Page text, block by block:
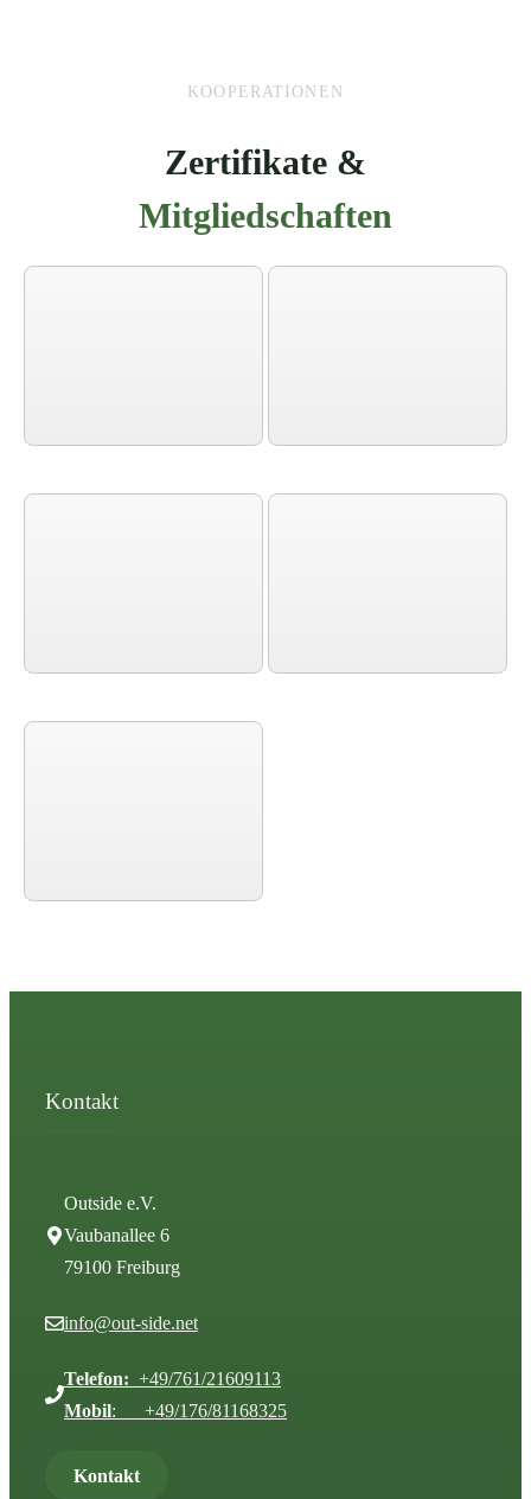
KOOPERATIONEN
Zertifikate &
Mitgliedschaften
Kontakt
Outside e.V.
Vaubanallee 6
79100 Freiburg
info@out-side.net
Telefon: +49/761/21609113
Mobil: +49/176/81168325
Kontakt